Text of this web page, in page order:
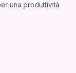
una produttività